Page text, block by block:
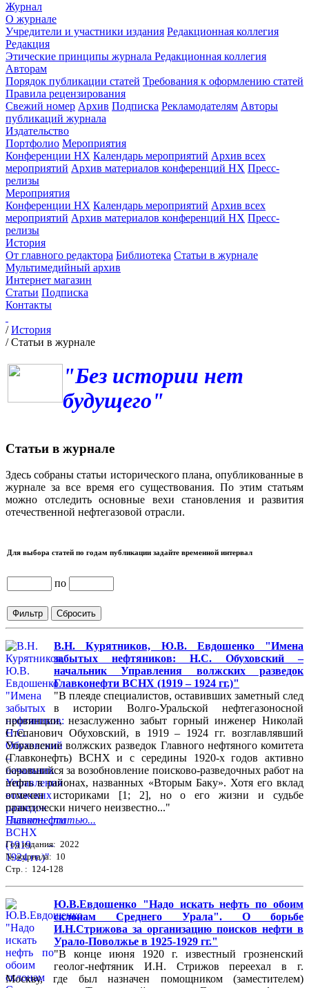
Журнал
О журнале
Учредители и участники издания Редакционная коллегия
Редакция
Этические принципы журнала Редакционная коллегия
Авторам
Порядок публикации статей Требования к оформлению статей
Правила рецензирования
Свежий номер Архив Подписка Рекламодателям Авторы
публикаций журнала
Издательство
Портфолио Мероприятия
Конференции НХ Календарь мероприятий Архив всех
мероприятий Архив материалов конференций НХ Пресс-
релизы
Мероприятия
Конференции НХ Календарь мероприятий Архив всех
мероприятий Архив материалов конференций НХ Пресс-
релизы
История
От главного редактора Библиотека Статьи в журнале
Мультимедийный архив
Интернет магазин
Статьи Подписка
Контакты
/История
/Статьи в журнале
"Без истории нет
будущего"
Статьи в журнале
Здесь собраны статьи исторического плана, опубликованные в
журнале за все время его существования. По этим статьям
можно отследить основные вехи становления и развития
отечественной нефтегазовой отрасли.
Для выбора статей по годам публикации задайте временной интервал
по
В.Н. Курятников, Ю.В. Евдошенко "Имена
забытых нефтяников: Н.С. Обуховский –
начальник Управления волжских разведок
Главконефти ВСНХ (1919 – 1924 гг.)"
"В плеяде специалистов, оставивших заметный след
в истории Волго-Уральской нефтегазоносной
провинции, незаслуженно забыт горный инженер Николай
Степанович Обуховский, в 1919 – 1924 гг. возглавлявший
Управление волжских разведок Главного нефтяного комитета
(Главконефть) ВСНХ и с середины 1920-х годов активно
боровшийся за возобновление поисково-разведочных работ на
нефть в районах, названных «Вторым Баку». Хотя его вклад
отмечен историками [1; 2], но о его жизни и судьбе
практически ничего неизвестно..."
Читать статью...
Год издания: 2022
№ журнала: 10
Стр. : 124-128
Ю.В.Евдошенко "Надо искать нефть по обоим
склонам Среднего Урала". О борьбе
И.Н.Стрижова за организацию поисков нефти в
Урало-Поволжье в 1925-1929 гг."
"В конце июня 1920 г. известный грозненский
геолог-нефтяник И.Н. Стрижов переехал в г.
Москву, где был назначен помощником (заместителем)